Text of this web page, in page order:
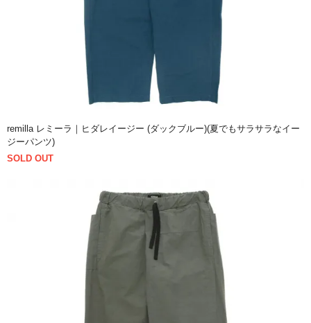
remilla レミーラ｜ヒダレイージー (ダックブルー)(夏でもサラサラなイー
ジーパンツ)
SOLD OUT